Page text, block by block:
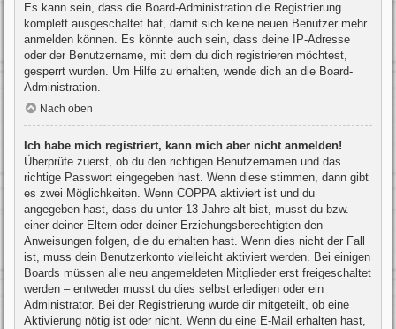
Es kann sein, dass die Board-Administration die Registrierung
komplett ausgeschaltet hat, damit sich keine neuen Benutzer mehr
anmelden können. Es könnte auch sein, dass deine IP-Adresse
oder der Benutzername, mit dem du dich registrieren möchtest,
gesperrt wurden. Um Hilfe zu erhalten, wende dich an die Board-
Administration.
Nach oben
Ich habe mich registriert, kann mich aber nicht anmelden!
Überprüfe zuerst, ob du den richtigen Benutzernamen und das
richtige Passwort eingegeben hast. Wenn diese stimmen, dann gibt
es zwei Möglichkeiten. Wenn COPPA aktiviert ist und du
angegeben hast, dass du unter 13 Jahre alt bist, musst du bzw.
einer deiner Eltern oder deiner Erziehungsberechtigten den
Anweisungen folgen, die du erhalten hast. Wenn dies nicht der Fall
ist, muss dein Benutzerkonto vielleicht aktiviert werden. Bei einigen
Boards müssen alle neu angemeldeten Mitglieder erst freigeschaltet
werden – entweder musst du dies selbst erledigen oder ein
Administrator. Bei der Registrierung wurde dir mitgeteilt, ob eine
Aktivierung nötig ist oder nicht. Wenn du eine E-Mail erhalten hast,